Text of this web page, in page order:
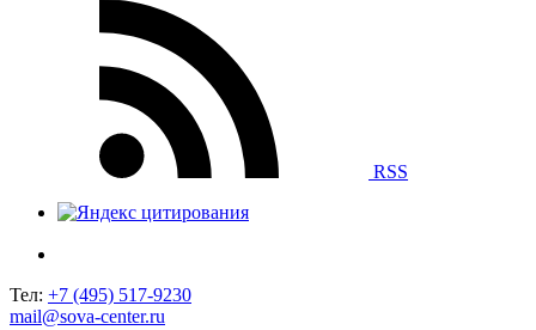
RSS
Тел: +7 (495) 517-9230
mail@sova-center.ru